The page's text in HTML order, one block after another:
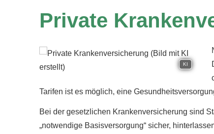
Private
KI
Tarifen ist es möglich, eine
Bei der gesetzlichen Kranken­ver­si­che­rung sind
„notwendige Basisversorgung“ sicher,